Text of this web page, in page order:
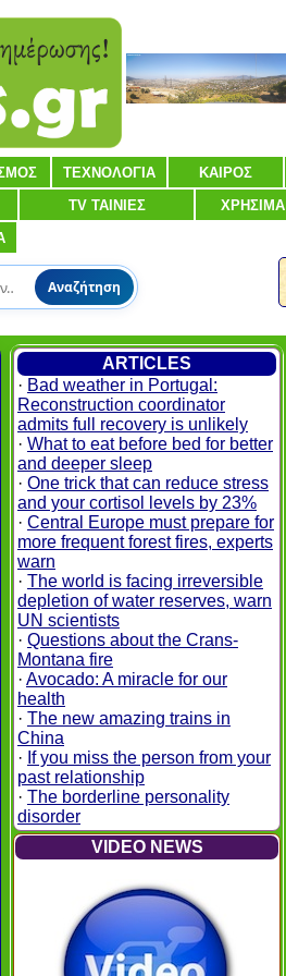
ΤΕΧΝΟΛΟΓΙΑ ΚΑΙΡΟΣ
TV ΤΑΙΝΙΕΣ ΧΡΗΣΙΜΑ
Αναζήτηση
ARTICLES
· Bad weather in Portugal:
Reconstruction coordinator
admits full recovery is unlikely
· What to eat before bed for better
and deeper sleep
· One trick that can reduce stress
and your cortisol levels by 23%
· Central Europe must prepare for
more frequent forest fires, experts
warn
· The world is facing irreversible
depletion of water reserves, warn
UN scientists
· Questions about the Crans-
Montana fire
· Avocado: A miracle for our
health
· The new amazing trains in
China
· If you miss the person from your
past relationship
· The borderline personality
disorder
VIDEO NEWS